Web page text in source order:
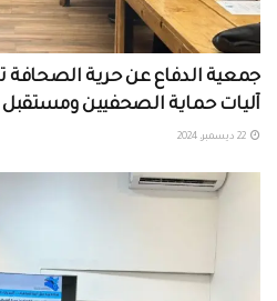
جمعية الدفاع عن حرية الصحافة
آليات حماية الصحفيين ومستقبل
22 ديسمبر، 2024